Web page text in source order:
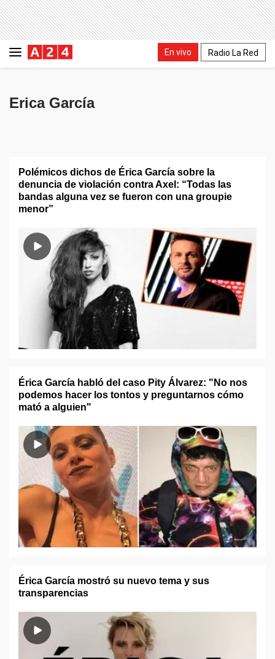
En vivo Radio La Red
Erica García
Polémicos dichos de Érica García sobre la
denuncia de violación contra Axel: “Todas las
bandas alguna vez se fueron con una groupie
menor”
Érica García habló del caso Pity Álvarez: "No nos
podemos hacer los tontos y preguntarnos cómo
mató a alguien"
Érica García mostró su nuevo tema y sus
transparencias